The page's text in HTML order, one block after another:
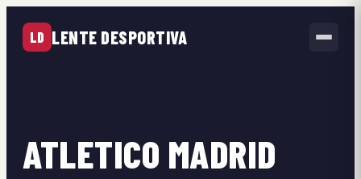
LD LENTE DESPORTIVA
ATLETICO MADRID